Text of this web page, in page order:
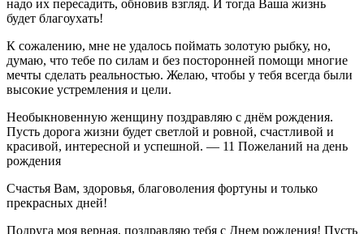
надо их пересадить, обновив взгляд. И тогда Ваша жизнь
будет благоухать!
К сожалению, мне не удалось поймать золотую рыбку, но,
думаю, что тебе по силам и без посторонней помощи многие
мечты сделать реальностью. Желаю, чтобы у тебя всегда были
высокие устремления и цели.
Необыкновенную женщину поздравляю с днём рождения.
Пусть дорога жизни будет светлой и ровной, счастливой и
красивой, интересной и успешной. — 11 Пожеланий на день
рождения
Счастья Вам, здоровья, благоволения фортуны и только
прекрасных дней!
Подруга моя верная, поздравляю тебя с Днем рождения! Пусть